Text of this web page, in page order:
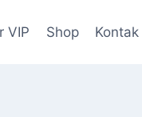
VIP Shop Kontak